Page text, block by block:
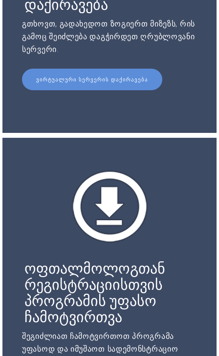
დაქირავება
გთხოვთ, გადახედოთ ზოგიერთ მიზეზს, რის
გამოც შეიძლება დაგჭირდეთ ღრუბლოვანი
სერვერი.
ᲕᲘᲠᲢᲣᲐᲚᲣᲠᲘ ᲡᲔᲠᲕᲔᲠᲘᲡ ᲓᲐᲥᲘᲠᲐᲕᲔᲑᲐ
ოფთალმოლოგთან
რეგისტრაციისთვის
პროგრამის უფასო
ჩამოტვირთვა
შეგიძლიათ ჩამოტვირთოთ პროგრამა
უფასოდ და იმუშაოთ სადემონსტრაციო